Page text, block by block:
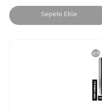
Sepete Ekle